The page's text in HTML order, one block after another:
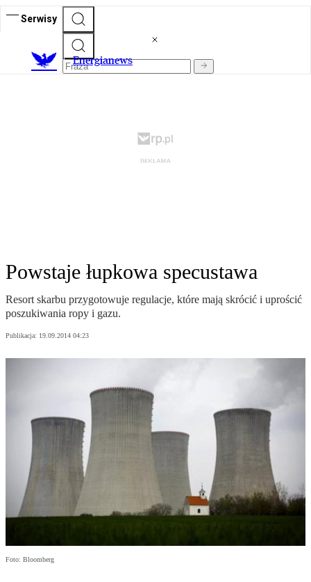
Serwisy
Energianews
Powstaje łupkowa specustawa
Resort skarbu przygotowuje regulacje, które mają skrócić i uprościć
poszukiwania ropy i gazu.
Publikacja: 19.09.2014 04:23
Foto: Bloomberg